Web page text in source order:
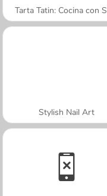
Tarta Tatin: Cocina con
Stylish Nail Art